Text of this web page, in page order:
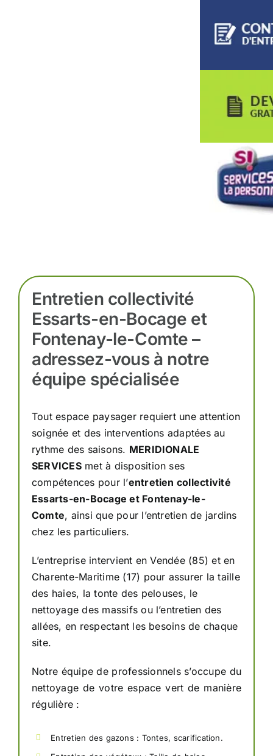
Entretien collectivité
Essarts-en-Bocage et
Fontenay-le-Comte –
adressez-vous à notre
équipe spécialisée
Tout espace paysager requiert une attention
soignée et des interventions adaptées au
rythme des saisons. MERIDIONALE
SERVICESmet à disposition ses
compétences pour l’entretien collectivité
Essarts-en-Bocage et Fontenay-le-
Comte, ainsi que pour l’entretien de jardins
chez les particuliers.
L’entreprise intervient en Vendée (85) et en
Charente-Maritime (17) pour assurer la taille
des haies, la tonte des pelouses, le
nettoyage des massifs ou l’entretien des
allées, en respectant les besoins de chaque
site.
Notre équipe de professionnels s’occupe du
nettoyage de votre espace vert de manière
régulière :
Entretien des gazons : Tontes, scarification.